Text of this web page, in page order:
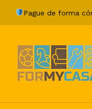
Pague de forma